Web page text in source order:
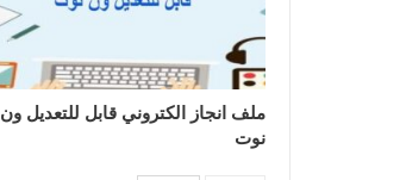
ملف انجاز الكتروني قابل للتعديل ون
نوت